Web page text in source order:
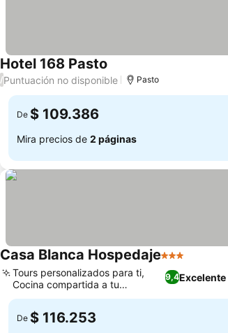
Hotel 168 Pasto
/Puntuación no disponible Pasto
De $ 109.386
Mira precios de 2 páginas
Casa Blanca Hospedaje3 Estrellas
9,4Excelente
Tours personalizados para ti,
Cocina compartida a tu
disposición
De $ 116.253